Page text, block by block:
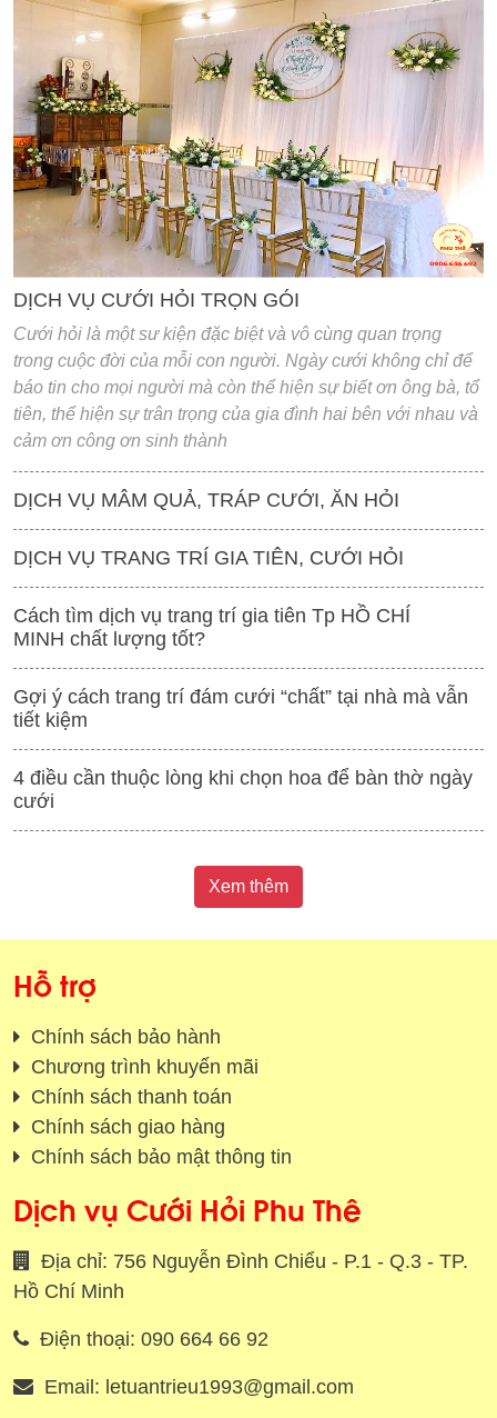
'
DỊCH VỤ CƯỚI HỎI TRỌN GÓI
Cưới hỏi là một sư kiện đặc biệt và vô cùng quan trọng
trong cuộc đời của mỗi con người. Ngày cưới không chỉ để
báo tin cho mọi người mà còn thể hiện sự biết ơn ông bà, tổ
tiên, thể hiện sự trân trọng của gia đình hai bên với nhau và
cảm ơn công ơn sinh thành
DỊCH VỤ MÂM QUẢ, TRÁP CƯỚI, ĂN HỎI
DỊCH VỤ TRANG TRÍ GIA TIÊN, CƯỚI HỎI
Cách tìm dịch vụ trang trí gia tiên Tp HỒ CHÍ
MINH chất lượng tốt?
Gợi ý cách trang trí đám cưới “chất” tại nhà mà vẫn
tiết kiệm
4 điều cần thuộc lòng khi chọn hoa để bàn thờ ngày
cưới
Xem thêm
Hỗ trợ
Chính sách bảo hành
Chương trình khuyến mãi
Chính sách thanh toán
Chính sách giao hàng
Chính sách bảo mật thông tin
Dịch vụ Cưới Hỏi Phu Thê
Địa chỉ: 756 Nguyễn Đình Chiểu - P.1 - Q.3 - TP.
Hồ Chí Minh
Điện thoại: 090 664 66 92
Email: letuantrieu1993@gmail.com